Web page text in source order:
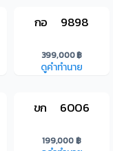
กอ 9898
399,000 ฿
ดูคำทำนาย
ขก 6006
199,000 ฿